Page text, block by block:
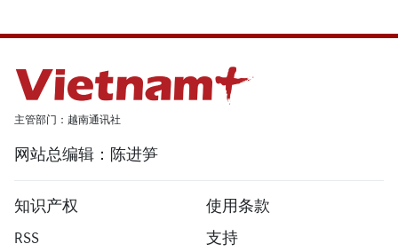
主管部门：越南通讯社
网站总编辑：陈进笋
知识产权
使用条款
RSS
支持